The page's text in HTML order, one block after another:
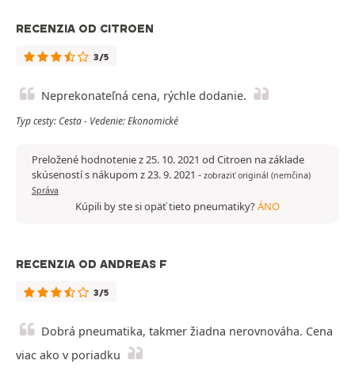
RECENZIA OD CITROEN
3/5
Neprekonateľná cena, rýchle dodanie.
Typ cesty: Cesta - Vedenie: Ekonomické
Preložené hodnotenie z 25. 10. 2021 od Citroen na základe
skúseností s nákupom z 23. 9. 2021 - zobraziť originál (nemčina)
Správa
Kúpili by ste si opäť tieto pneumatiky?ÁNO
RECENZIA OD ANDREAS F
3/5
Dobrá pneumatika, takmer žiadna nerovnováha. Cena
viac ako v poriadku